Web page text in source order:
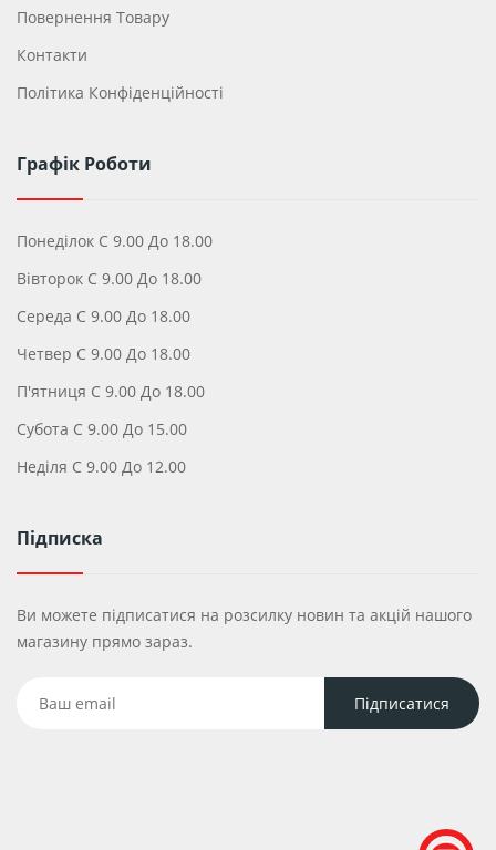
Повернення Товару
Контакти
Політика Конфіденційності
Графік Роботи
Понеділок С 9.00 До 18.00
Вівторок С 9.00 До 18.00
Середа С 9.00 До 18.00
Четвер С 9.00 До 18.00
П'ятниця С 9.00 До 18.00
Субота С 9.00 До 15.00
Неділя С 9.00 До 12.00
Підписка
Ви можете підписатися на розсилку новин та акцій нашого
магазину прямо зараз.